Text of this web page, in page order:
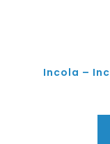
Incola –